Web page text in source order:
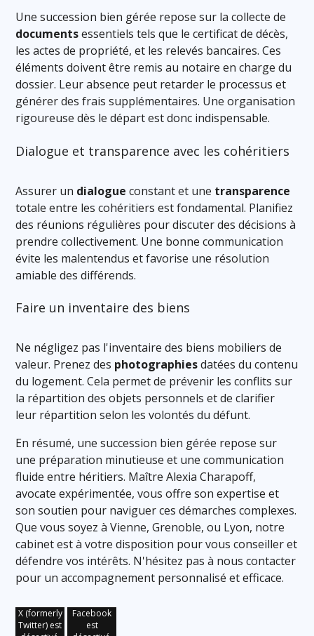
Une succession bien gérée repose sur la collecte de
documentsessentiels tels que le certificat de décès,
les actes de propriété, et les relevés bancaires. Ces
éléments doivent être remis au notaire en charge du
dossier. Leur absence peut retarder le processus et
générer des frais supplémentaires. Une organisation
rigoureuse dès le départ est donc indispensable.
Dialogue et transparence avec les cohéritiers
Assurer un dialogue constant et une transparence
totale entre les cohéritiers est fondamental. Planifiez
des réunions régulières pour discuter des décisions à
prendre collectivement. Une bonne communication
évite les malentendus et favorise une résolution
amiable des différends.
Faire un inventaire des biens
Ne négligez pas l'inventaire des biens mobiliers de
valeur. Prenez des photographiesdatées du contenu
du logement. Cela permet de prévenir les conflits sur
la répartition des objets personnels et de clarifier
leur répartition selon les volontés du défunt.
En résumé, une succession bien gérée repose sur
une préparation minutieuse et une communication
fluide entre héritiers. Maître Alexia Charapoff,
avocate expérimentée, vous offre son expertise et
son soutien pour naviguer ces démarches complexes.
Que vous soyez à Vienne, Grenoble, ou Lyon, notre
cabinet est à votre disposition pour vous conseiller et
défendre vos intérêts. N'hésitez pas à nous contacter
pour un accompagnement personnalisé et efficace.
X (formerly
Twitter) est
Facebook
est